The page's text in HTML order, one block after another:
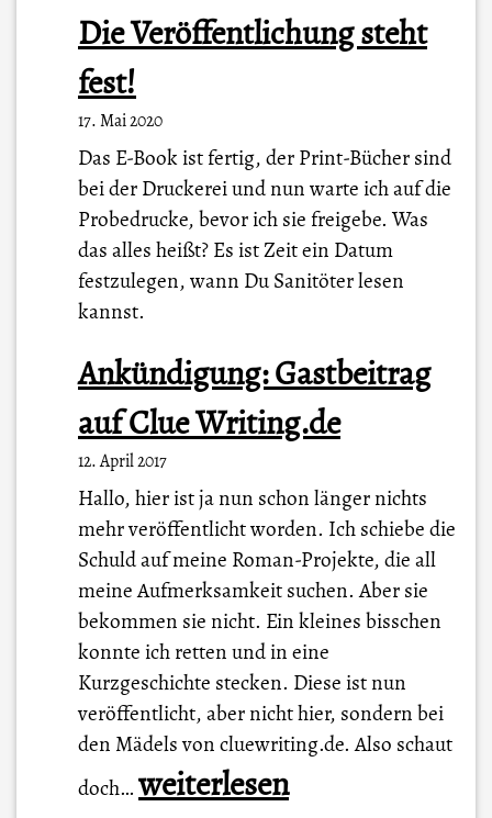
Die Veröffentlichung steht
fest!
17. Mai 2020
Das E-Book ist fertig, der Print-Bücher sind
bei der Druckerei und nun warte ich auf die
Probedrucke, bevor ich sie freigebe. Was
das alles heißt? Es ist Zeit ein Datum
festzulegen, wann Du Sanitöter lesen
kannst.
Ankündigung: Gastbeitrag
auf Clue Writing.de
12. April 2017
Hallo, hier ist ja nun schon länger nichts
mehr veröffentlicht worden. Ich schiebe die
Schuld auf meine Roman-Projekte, die all
meine Aufmerksamkeit suchen. Aber sie
bekommen sie nicht. Ein kleines bisschen
konnte ich retten und in eine
Kurzgeschichte stecken. Diese ist nun
veröffentlicht, aber nicht hier, sondern bei
den Mädels von cluewriting.de. Also schaut
doch…A
weiterlesen